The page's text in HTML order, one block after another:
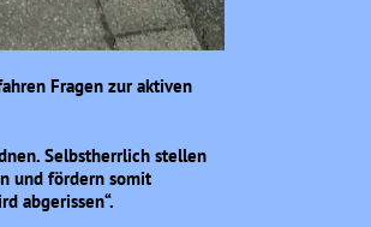
Fragen zur aktiven
Selbstherrlich stellen
und fördern somit
abgerissen“.